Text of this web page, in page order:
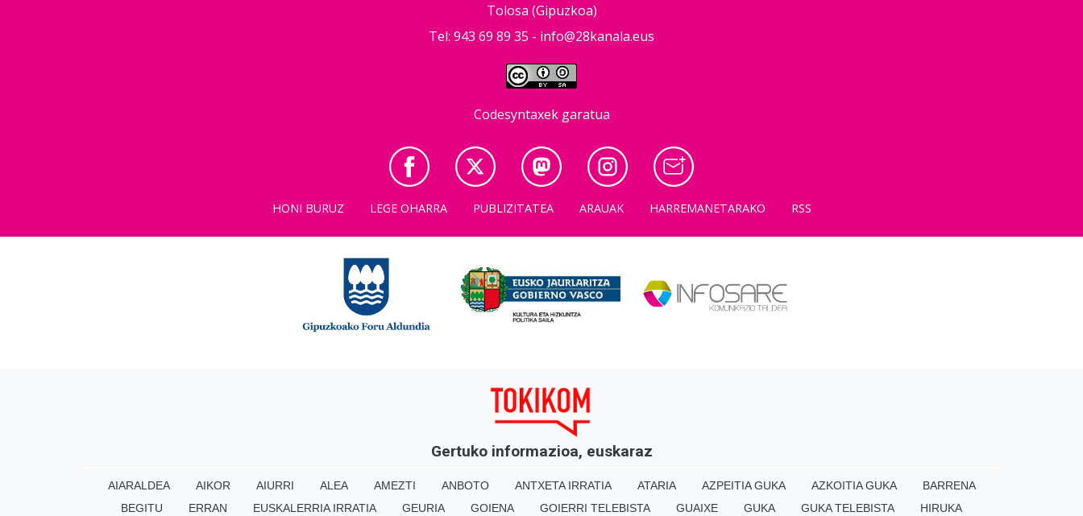
Tolosa (Gipuzkoa)
Tel: 943 69 89 35 - info@28kanala.eus
Codesyntaxek garatua
HONI BURUZ LEGE OHARRA PUBLIZITATEA ARAUAK HARREMANETARAKO RSS
Gertuko informazioa, euskaraz
AIARALDEA AIKOR AIURRI ALEA AMEZTI ANBOTO ANTXETA IRRATIA ATARIA AZPEITIA GUKA AZKOITIA GUKA
BARRENA
BEGITU
ERRAN EUSKALERRIA IRRATIA GEURIA GOIENA GOIERRI TELEBISTA GUAIXE GUKA GUKA TELEBISTA HIRUKA